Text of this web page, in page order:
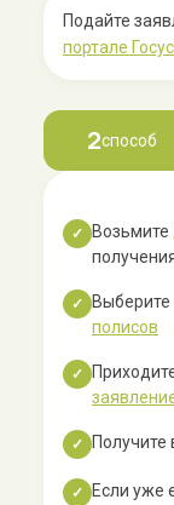
Подайте
портале
2способ
✓ Возьмите
✓
полисов
✓
✓ Получите
✓
Если уже